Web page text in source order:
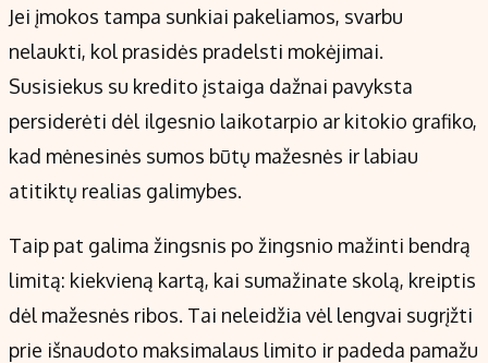
Jei įmokos tampa sunkiai pakeliamos, svarbu
nelaukti, kol prasidės pradelsti mokėjimai.
Susisiekus su kredito įstaiga dažnai pavyksta
persiderėti dėl ilgesnio laikotarpio ar kitokio grafiko,
kad mėnesinės sumos būtų mažesnės ir labiau
atitiktų realias galimybes.
Taip pat galima žingsnis po žingsnio mažinti bendrą
limitą: kiekvieną kartą, kai sumažinate skolą, kreiptis
dėl mažesnės ribos. Tai neleidžia vėl lengvai sugrįžti
prie išnaudoto maksimalaus limito ir padeda pamažu